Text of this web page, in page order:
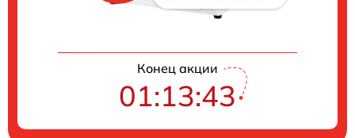
Конец акции
01:13:42